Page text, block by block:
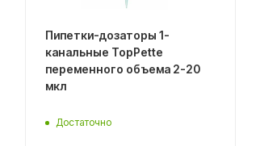
Пипетки-дозаторы 1-
канальные TopPette
переменного объема 2-20
мкл
Достаточно